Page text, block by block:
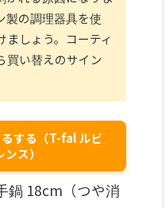
製の調理器具を使
しょう。コーティ
買い替えのサイン
する（T-fal ルビ
ス）
鍋 18cm（つや消